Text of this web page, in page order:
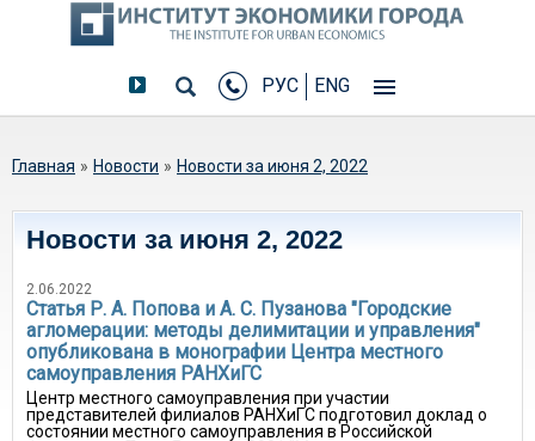
РУС ENG
Вы здесь
Главная » Новости » Новости за июня 2, 2022
Новости за июня 2, 2022
2.06.2022
Статья Р. А. Попова и А. С. Пузанова "Городские
агломерации: методы делимитации и управления"
опубликована в монографии Центра местного
самоуправления РАНХиГС
Центр местного самоуправления при участии
представителей филиалов РАНХиГС подготовил доклад о
состоянии местного самоуправления в Российской